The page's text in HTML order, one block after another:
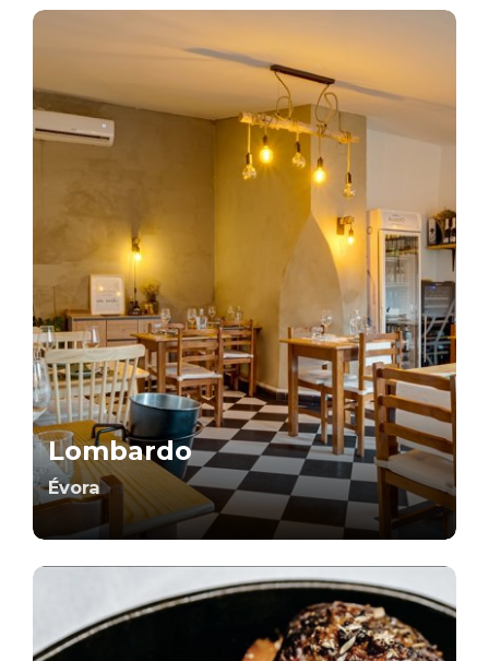
Lombardo
Évora